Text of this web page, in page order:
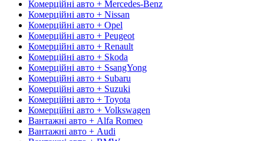
Комерційні авто + Mercedes-Benz
Комерційні авто + Nissan
Комерційні авто + Opel
Комерційні авто + Peugeot
Комерційні авто + Renault
Комерційні авто + Skoda
Комерційні авто + SsangYong
Комерційні авто + Subaru
Комерційні авто + Suzuki
Комерційні авто + Toyota
Комерційні авто + Volkswagen
Вантажні авто + Alfa Romeo
Вантажні авто + Audi